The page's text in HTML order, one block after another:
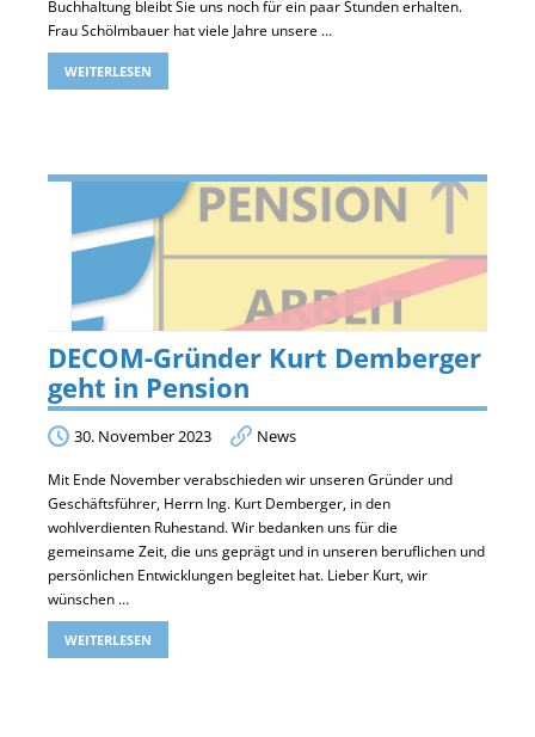
Buchhaltung bleibt Sie uns noch für ein paar Stunden erhalten.
Frau Schölmbauer hat viele Jahre unsere …
WEITERLESEN
DECOM-Gründer Kurt Demberger
geht in Pension
30. November 2023 News
Mit Ende November verabschieden wir unseren Gründer und
Geschäftsführer, Herrn Ing. Kurt Demberger, in den
wohlverdienten Ruhestand. Wir bedanken uns für die
gemeinsame Zeit, die uns geprägt und in unseren beruflichen und
persönlichen Entwicklungen begleitet hat. Lieber Kurt, wir
wünschen …
WEITERLESEN